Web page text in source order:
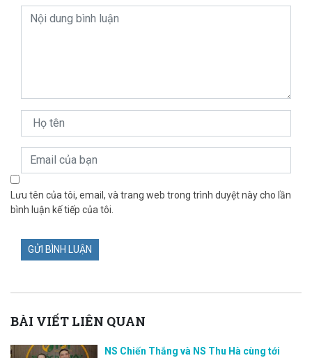
Lưu tên của tôi, email, và trang web trong trình duyệt này cho lần
bình luận kế tiếp của tôi.
BÀI VIẾT LIÊN QUAN
NS Chiến Thắng và NS Thu Hà cùng tới